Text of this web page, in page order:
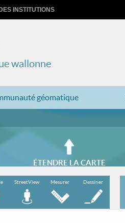
INSTITUTIONS
wallonne
géomatique
ÉTENDRE LA CARTE